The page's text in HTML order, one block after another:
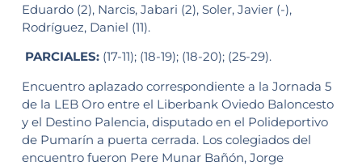
Eduardo (2), Narcis, Jabari (2), Soler, Javier (-),
Rodríguez, Daniel (11).
PARCIALES: (17-11); (18-19); (18-20); (25-29).
Encuentro aplazado correspondiente a la Jornada 5
de la LEB Oro entre el Liberbank Oviedo Baloncesto
y el Destino Palencia, disputado en el Polideportivo
de Pumarín a puerta cerrada. Los colegiados del
encuentro fueron Pere Munar Bañón, Jorge